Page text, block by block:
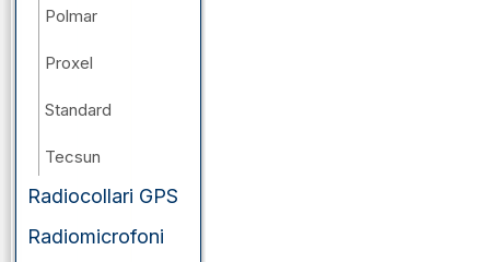
Polmar
Proxel
Standard
Tecsun
Wouxun
Yaesu
Radiocollari GPS
Radiomicrofoni